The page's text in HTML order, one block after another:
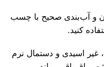
و آب‌بندی صحیح با چسب
کنید.
غیر اسیدی و دستمال نرم